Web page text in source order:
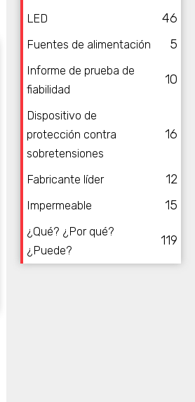
LED 46
Fuentes de alimentación 5
Informe de prueba de
fiabilidad
10
Dispositivo de
protección contra
sobretensiones
16
Fabricante líder 12
Impermeable 15
¿Qué? ¿Por qué?
¿Puede?
119